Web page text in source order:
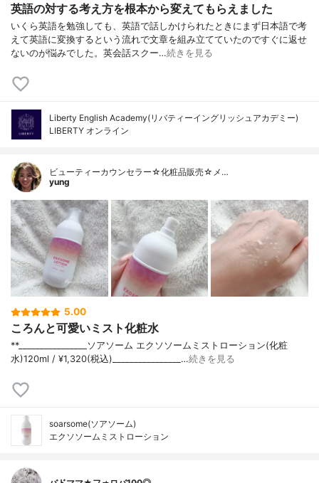
英語の対する考え方を根本から変えてもらえました
いくら英語を勉強しても、英語で話しかけられたときにまず日本語で考
えて英語に変換するという流れで文章を組み立てていたのですぐに返せ
ないのが悩みでした。英会話スクー…続きを見る
Liberty English Academy(リバティーイングリッシュアカデミー)
LIBERTY オンライン
ビューティーカウンセラー☆化粧品販売☆メ…
yung
5.00
ころんと可愛いミスト化粧水
**⁡________________⁡ソアソーム ⁡エクソソームミストローション(化粧
水)120ml / ¥1,320(税込)________________…続きを見る
soarsome(ソアソーム)
エクソソームミストローション